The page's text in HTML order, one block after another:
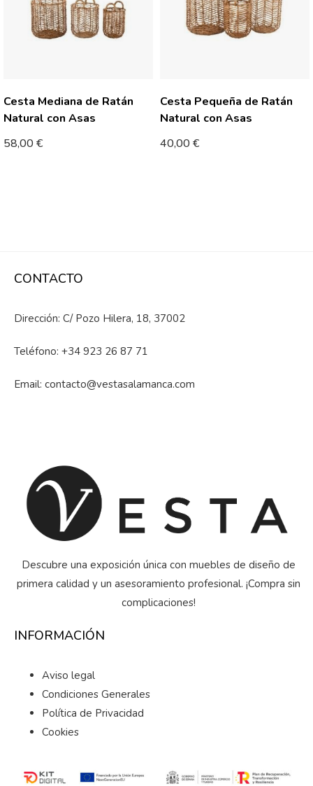
Cesta Mediana de Ratán
Natural con Asas
58,00€
Cesta Pequeña de Ratán
Natural con Asas
40,00€
CONTACTO
Dirección: C/ Pozo Hilera, 18, 37002
Teléfono: +34 923 26 87 71
Email: contacto@vestasalamanca.com
Descubre una exposición única con muebles de diseño de
primera calidad y un asesoramiento profesional. ¡Compra sin
complicaciones!
INFORMACIÓN
Aviso legal
Condiciones Generales
Política de Privacidad
Cookies